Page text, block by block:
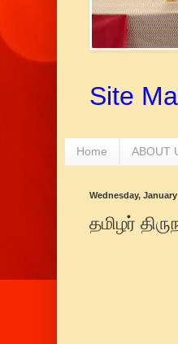
Site
Home ABOUT
Wednesday, January
தமிழர்